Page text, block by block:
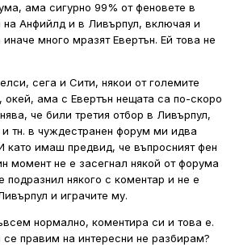
ама сигурно 99% от феновете в
на Анфийлд и в Ливърпул, включая и
много мразят Евертън. Ей това не
сега и Сити, някои от големите
окей, ама с Евертън нещата са по-скоро
че били третия отбор в Ливърпул,
тн. в чуждестранен форум ми идва
като имаш предвид, че въпросният фен
момент не е засегнал някой от форума
подразнил някого с коментар и не е
и играчите му.
нормално, коментира си и това е.
правим на интересни не разбирам?